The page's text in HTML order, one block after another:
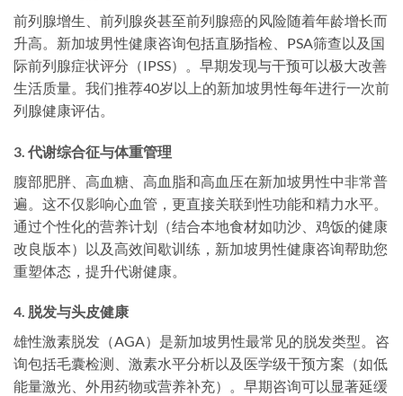
前列腺增生、前列腺炎甚至前列腺癌的风险随着年龄增长而
升高。新加坡男性健康咨询包括直肠指检、PSA筛查以及国
际前列腺症状评分（IPSS）。早期发现与干预可以极大改善
生活质量。我们推荐40岁以上的新加坡男性每年进行一次前
列腺健康评估。
3. 代谢综合征与体重管理
腹部肥胖、高血糖、高血脂和高血压在新加坡男性中非常普
遍。这不仅影响心血管，更直接关联到性功能和精力水平。
通过个性化的营养计划（结合本地食材如叻沙、鸡饭的健康
改良版本）以及高效间歇训练，新加坡男性健康咨询帮助您
重塑体态，提升代谢健康。
4. 脱发与头皮健康
雄性激素脱发（AGA）是新加坡男性最常见的脱发类型。咨
询包括毛囊检测、激素水平分析以及医学级干预方案（如低
能量激光、外用药物或营养补充）。早期咨询可以显著延缓